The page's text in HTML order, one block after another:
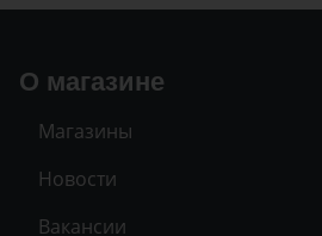
О магазине
Магазины
Новости
Вакансии